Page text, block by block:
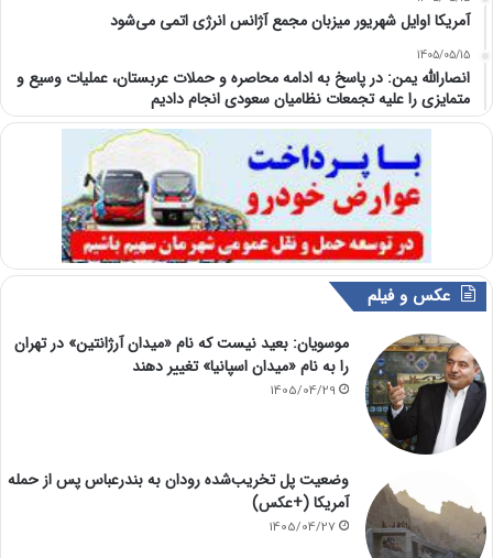
آمریکا اوایل شهریور میزبان مجمع آژانس انرژی اتمی می‌شود
1405/05/15
انصارالله یمن: در پاسخ به ادامه محاصره و حملات عربستان، عملیات وسیع و
متمایزی را علیه تجمعات نظامیان سعودی انجام دادیم
عکس و فیلم
موسویان: بعید نیست که نام «میدان آرژانتین» در تهران
را به نام «میدان اسپانیا» تغییر دهند
1405/04/29
وضعیت پل تخریب‌شده رودان به بندرعباس پس از حمله
آمریکا (+عکس)
1405/04/27